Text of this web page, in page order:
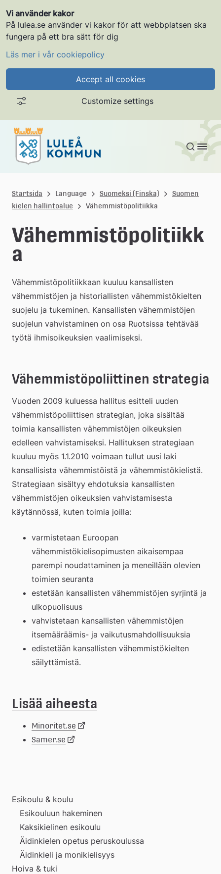
Vi använder kakor
På lulea.se använder vi kakor för att webbplatsen ska
fungera på ett bra sätt för dig
Läs mer i vår cookiepolicy
Accept all cookies
Customize settings
Gå till innehållet
u
l
e
å
o
m
m
u
Startsida Language Suomeksi (Finska)
Suomen
kielen hallintoalue
Vähemmistöpolitiikka
Vähemmistöpolitiikk
a
Vähemmistöpolitiikkaan kuuluu kansallisten
vähemmistöjen ja historiallisten vähemmistökielten
suojelu ja tukeminen. Kansallisten vähemmistöjen
suojelun vahvistaminen on osa Ruotsissa tehtävää
työtä ihmisoikeuksien vaalimiseksi.
Vähemmistöpoliittinen strategia
Vuoden 2009 kuluessa hallitus esitteli uuden
vähemmistöpoliittisen strategian, joka sisältää
toimia kansallisten vähemmistöjen oikeuksien
edelleen vahvistamiseksi. Hallituksen strategiaan
kuuluu myös 1.1.2010 voimaan tullut uusi laki
kansallisista vähemmistöistä ja vähemmistökielistä.
Strategiaan sisältyy ehdotuksia kansallisten
vähemmistöjen oikeuksien vahvistamisesta
käytännössä, kuten toimia joilla:
varmistetaan Euroopan
vähemmistökielisopimusten aikaisempaa
parempi noudattaminen ja meneillään olevien
toimien seuranta
estetään kansallisten vähemmistöjen syrjintä ja
ulkopuolisuus
vahvistetaan kansallisten vähemmistöjen
itsemääräämis- ja vaikutusmahdollisuuksia
edistetään kansallisten vähemmistökielten
säilyttämistä.
Lisää aiheesta
Minoritet.se Länk
webbplats
Samer.se Länk
extern
webbplats
Esikoulu & koulu
Esikouluun hakeminen
Kaksikielinen esikoulu
Äidinkielen opetus peruskoulussa
Äidinkieli ja monikielisyys
Hoiva & tuki